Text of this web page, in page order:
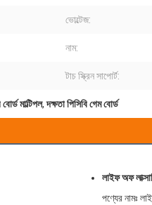
ভোল্টেজ:
নাম:
টাচ স্ক্রিন সাপোর্ট:
মাল্টিপল,দক্ষতা পিসিবি গেম বোর্ড
লাইফ অফ
পণ্যের নামঃ